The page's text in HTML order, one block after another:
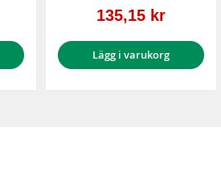
Reapris
135,15 kr
Lägg i varukorg